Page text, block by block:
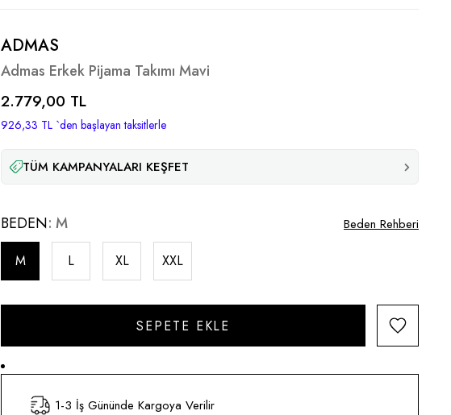
ADMAS
Admas Erkek Pijama Takımı Mavi
2.779,00 TL
926,33 TL `den başlayan taksitlerle
TÜM KAMPANYALARI KEŞFET
BEDEN M
M L XL XXL
Beden Rehberi
1-3 İş Gününde Kargoya Verilir